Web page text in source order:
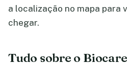
a localização no mapa para
chegar.
Tudo sobre o